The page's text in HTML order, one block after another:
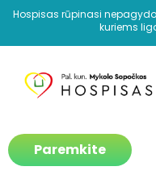
Hospisas rūpinasi
kuriems
Paremkite